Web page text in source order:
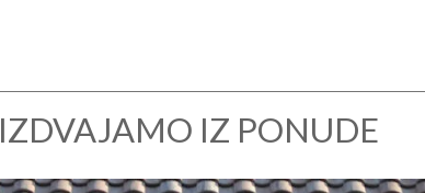
IZDVAJAMO IZ PONUDE